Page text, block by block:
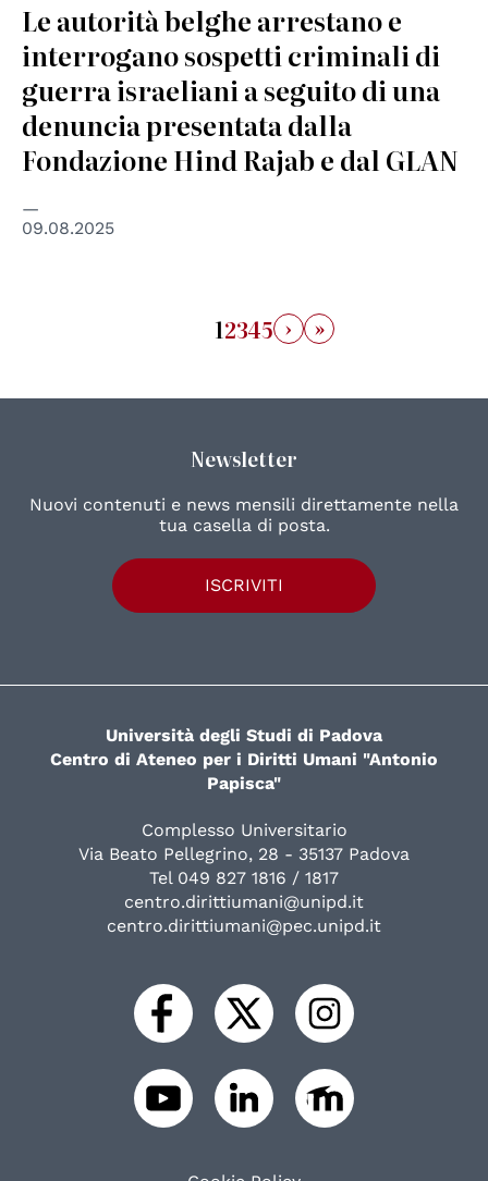
Le autorità belghe arrestano e
interrogano sospetti criminali di
guerra israeliani a seguito di una
denuncia presentata dalla
Fondazione Hind Rajab e dal GLAN
09.08.2025
12345 › »
Newsletter
Nuovi contenuti e news mensili direttamente nella
tua casella di posta.
ISCRIVITI
Università degli Studi di Padova
Centro di Ateneo per i Diritti Umani "Antonio
Papisca"
Complesso Universitario
Via Beato Pellegrino, 28 - 35137 Padova
Tel 049 827 1816 / 1817
centro.dirittiumani@unipd.it
centro.dirittiumani@pec.unipd.it